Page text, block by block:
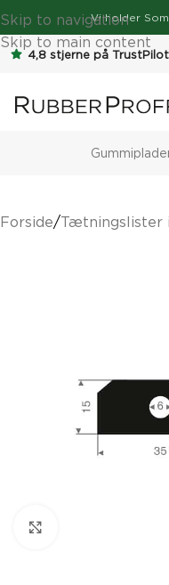
Skip to navigation
Skip to main content
Vi holder
4,8 stjerne på TrustPilot
Forside/Tætningslister